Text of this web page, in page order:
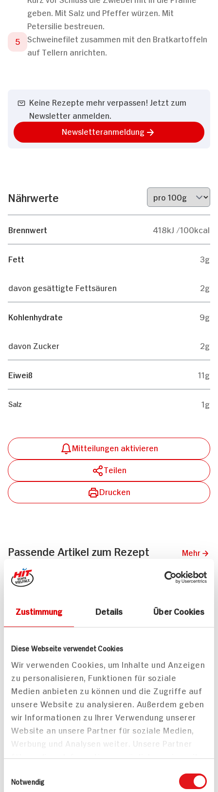
Zustimmung Details Über Cookies
Diese Webseite verwendet Cookies
Wir verwenden Cookies, um Inhalte und Anzeigen
zu personalisieren, Funktionen für soziale
Medien anbieten zu können und die Zugriffe auf
unsere Website zu analysieren. Außerdem geben
wir Informationen zu Ihrer Verwendung unserer
Website an unsere Partner für soziale Medien,
Werbung und Analysen weiter. Unsere Partner
führen diese Informationen möglicherweise mit
bereitgestellt haben oder die sie im Rahmen
Notwendig
geben. Mit Salz und Pfeffer würzen. Mit
Petersilie bestreuen.
Schweinefilet zusammen mit den Bratkartoffeln
auf Tellern anrichten.
Keine Rezepte mehr verpassen! Jetzt zum
Newsletter anmelden.
Newsletteranmeldung
Nährwerte
Brennwert 418kJ /100kcal
Fett 3g
davon gesättigte Fettsäuren 2g
Kohlenhydrate 9g
davon Zucker 2g
Eiweiß 11g
Salz 1g
Mitteilungen aktivieren
Teilen
Drucken
Passende Artikel zum Rezept Mehr
4.39 4. 59
Alle Rezepte Mehr